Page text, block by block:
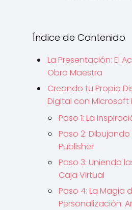
Índice de Contenido
La Presentación: El
Obra Maestra
Creando tu Propio
Digital con Microsoft
Paso 1: La
Paso 2:
Publisher
Paso 3: Uniendo
Caja Virtual
Paso 4: La Magia
Personalización: